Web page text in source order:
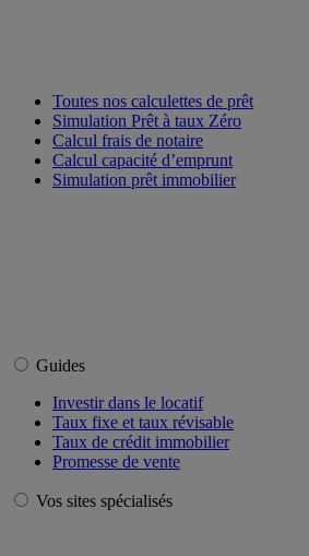
Toutes nos calculettes de prêt
Simulation Prêt à taux Zéro
Calcul frais de notaire
Calcul capacité d’emprunt
Simulation prêt immobilier
Guides
Investir dans le locatif
Taux fixe et taux révisable
Taux de crédit immobilier
Promesse de vente
Vos sites spécialisés